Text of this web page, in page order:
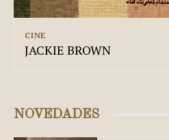
CINE
JACKIE BROWN
NOVEDADES